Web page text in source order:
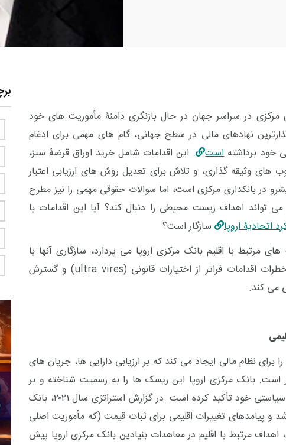
مرکزی در سراسر جهان در حال بازنگری دامنۀ مأموریت های خود
نهادهای مالی در سطح جهانی، گام های مهمی برای ادغام
خود برداشتهاست . این اقدامات شامل خرید اوراق قرضۀ سبز،
وثیقه گذاری، و تلاش برای تعدیل روش های ارزیابی اعتبار
در بانکداری مرکزی است، اما سوالات حقوقی مهمی را نیز مطرح
تواند اهداف زیست محیطی را دنبال کند؟ آیا این اقدامات با
اتحادیۀ اروپا
سازگار است؟
مرتبط با اقلیم بانک مرکزی اروپا می پردازد، سازگاری آنها با
اقدامات فراتر از اختیارات قانونی (ultra vires)و گسترش
می کند.
نظام مالی ایجاد می کند که بر ارزیابی دارایی ها، جریان های
است. بانک مرکزی اروپا این ریسک ها را به رسمیت شناخته و بر
ضرورت پرداختن به آنها در چارچوب مأموریت سیاستی خود تأکید کرده است. در گزارش استراتژی سال ۲۰۲۱، بانک
شد و پیامدهای تغییرات اقلیمی برای ثبات قیمت (که مأموریت اصلی
اهداف مرتبط با اقلیم در معاهدات بنیادین بانک مرکزی اروپا پیش